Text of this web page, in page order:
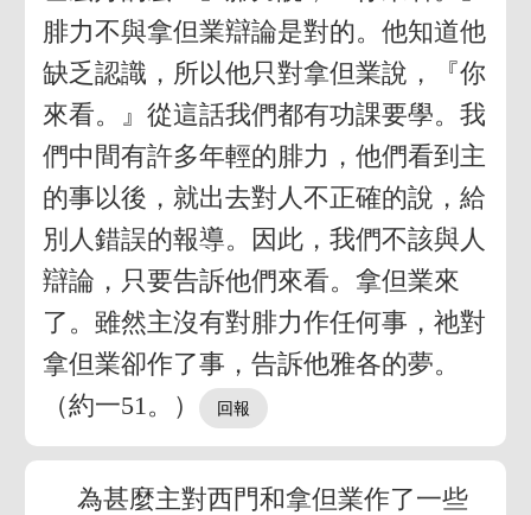
腓力不與拿但業辯論是對的。他知道他
缺乏認識，所以他只對拿但業說，『你
來看。』從這話我們都有功課要學。我
們中間有許多年輕的腓力，他們看到主
的事以後，就出去對人不正確的說，給
別人錯誤的報導。因此，我們不該與人
辯論，只要告訴他們來看。拿但業來
了。雖然主沒有對腓力作任何事，祂對
拿但業卻作了事，告訴他雅各的夢。
（約一51。）
為甚麼主對西門和拿但業作了一些